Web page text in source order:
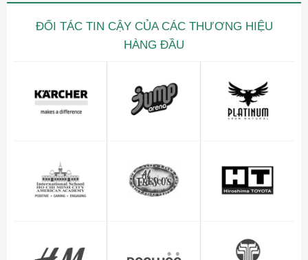
ĐỐI TÁC TIN CẬY CỦA CÁC THƯƠNG HIỆU
HÀNG ĐẦU